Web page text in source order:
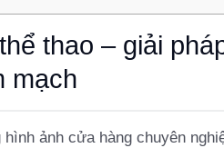
thao – giải
mạch
ảnh cửa hàng chuyên